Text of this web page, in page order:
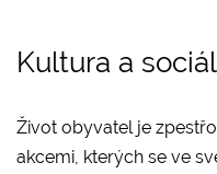
Kultura a
Život obyvatel je
akcemi, kterých se ve